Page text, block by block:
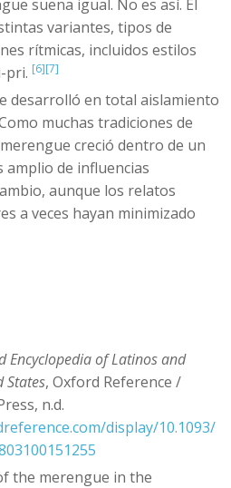
suena igual. No es así. El
variantes, tipos de
rítmicas, incluidos estilos
pri. [6][7]
desarrolló en total aislamiento
muchas tradiciones de
creció dentro de un
amplio de influencias
aunque los relatos
a veces hayan minimizado
Encyclopedia of Latinos and
States, Oxford Reference /
n.d.
display/10.1093/
the merengue in the